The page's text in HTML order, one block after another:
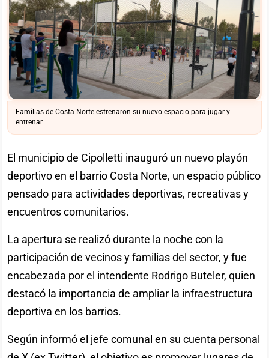
Familias de Costa Norte estrenaron su nuevo espacio para jugar y
entrenar
El municipio de Cipolletti inauguró un nuevo playón
deportivo en el barrio Costa Norte, un espacio público
pensado para actividades deportivas, recreativas y
encuentros comunitarios.
La apertura se realizó durante la noche con la
participación de vecinos y familias del sector, y fue
encabezada por el intendente Rodrigo Buteler, quien
destacó la importancia de ampliar la infraestructura
deportiva en los barrios.
Según informó el jefe comunal en su cuenta personal